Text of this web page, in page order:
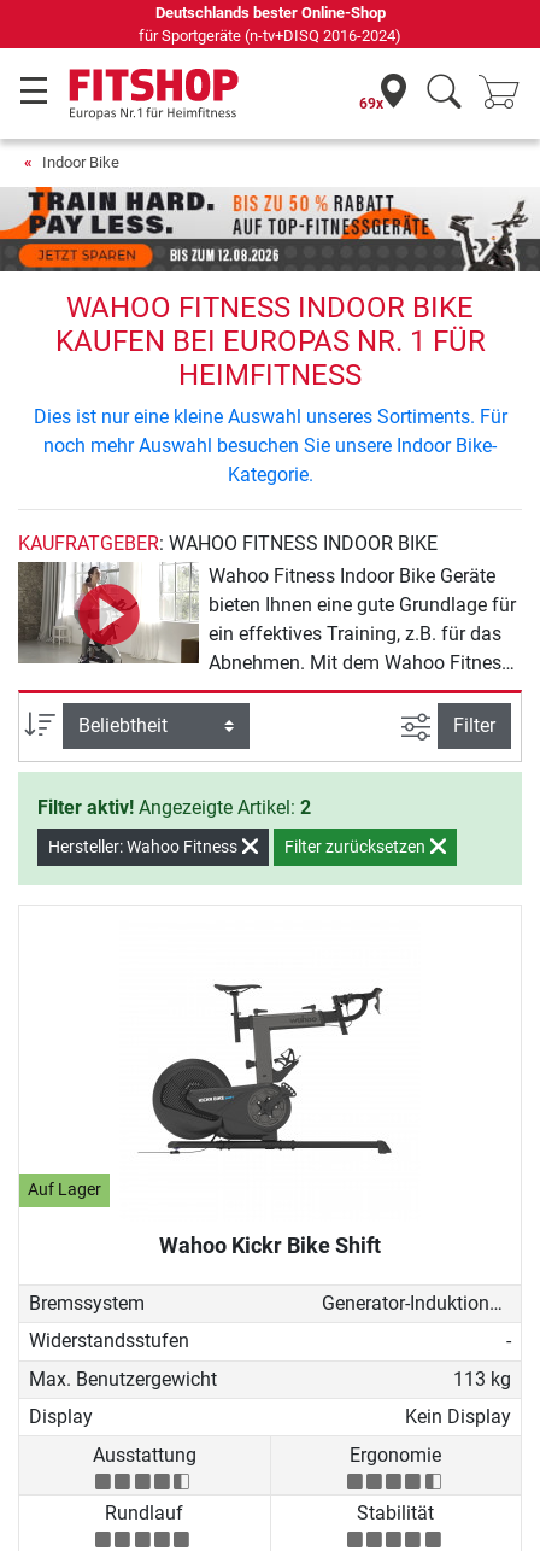
Deutschlands bester Online-Shop
für Sportgeräte (n-tv+DISQ 2016-2024)
69x
Indoor Bike
WAHOO FITNESS INDOOR BIKE
KAUFEN BEI EUROPAS NR. 1 FÜR
HEIMFITNESS
Dies ist nur eine kleine Auswahl unseres Sortiments. Für
noch mehr Auswahl besuchen Sie unsere Indoor Bike-
Kategorie.
KAUFRATGEBER: WAHOO FITNESS INDOOR BIKE
Wahoo Fitness Indoor Bike Geräte
bieten Ihnen eine gute Grundlage für
ein effektives Training, z.B. für das
Abnehmen. Mit dem Wahoo Fitness
Sortiment erreichen Sie Ihre
Trainingsziele fast von alleine. Sie
müssen nur noch den Willen zeigen,
mit dem Training zu beginnen.
Sortierung Ansicht
Filter
Filter aktiv! Angezeigte Artikel: 2
Hersteller: Wahoo Fitness Filter zurücksetzen
Auf Lager
Wahoo Kickr Bike Shift
Bremssystem
Generator-Induktionsbremse
Widerstandsstufen
-
Max. Benutzergewicht
113 kg
Display
Kein Display
Ausstattung
Ergonomie
Rundlauf Stabilität